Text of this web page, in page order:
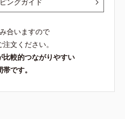
合いますので
文ください。
比較的つながりやすい
です。